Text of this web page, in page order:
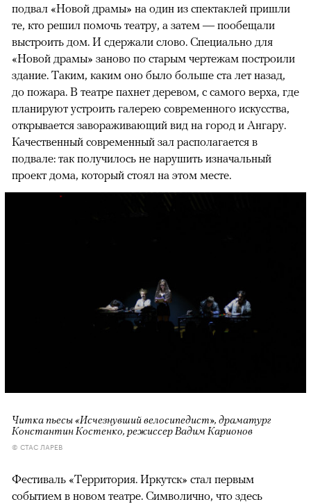
подвал «Новой драмы» на один из спектаклей пришли
те, кто решил помочь театру, а затем — пообещали
выстроить дом. И сдержали слово. Специально для
«Новой драмы» заново по старым чертежам построили
здание. Таким, каким оно было больше ста лет назад,
до пожара. В театре пахнет деревом, с самого верха, где
планируют устроить галерею современного искусства,
открывается завораживающий вид на город и Ангару.
Качественный современный зал располагается в
подвале: так получилось не нарушить изначальный
проект дома, который стоял на этом месте.
Читка пьесы «Исчезнувший велосипедист», драматург
Константин Костенко, режиссер Вадим Карионов
© СТАС ЛАРЕВ
Фестиваль «Территория. Иркутск» стал первым
событием в новом театре. Символично, что здесь